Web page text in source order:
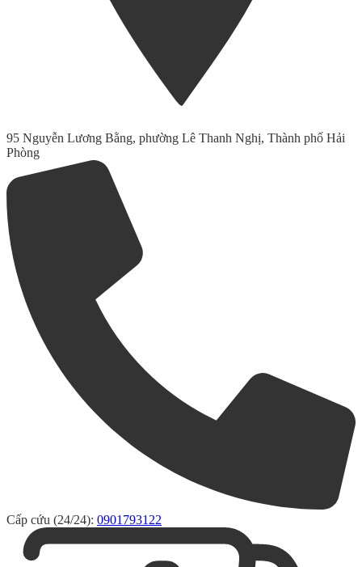
95 Nguyễn Lương Bằng, phường Lê Thanh Nghị, Thành phố Hải
Phòng
Cấp cứu (24/24): 0901793122